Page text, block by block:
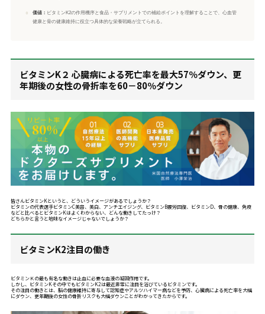
○ 価値： ビタミンK2の作用機序と食品・サプリメントでの補給ポイントを理解することで、心血管
健康と骨の健康維持に役立つ具体的な栄養戦略が立てられる。
ビタミンK２ 心臓病による死亡率を最大57％ダウン、更
年期後の女性の骨折率を60－80％ダウン
皆さんビタミンKというと、どういうイメージがあるでしょうか？
ビタミンの代表選手ビタミンC美容、美白、アンチエイジング、ビタミンB疲労回復、ビタミンD、骨の健康、免疫
などと比べるとビタミンKはよくわからない、どんな働きしてたっけ？
どちらかと言うと地味なイメージじゃないでしょうか？
ビタミンK2注目の働き
ビタミンＫの最も有名な働きは止血に必要な血液の凝固作用です。
しかし、ビタミンKその中でもビタミンK2は最近非常に注目を浴びているビタミンです。
その注目の働きとは、脳の健康維持に寄与して認知症やアルツハイマー病などを予防、心臓病による死亡率を大幅
にダウン、更年期後の女性の骨折リスクも大幅ダウンことがわかってきたからです。